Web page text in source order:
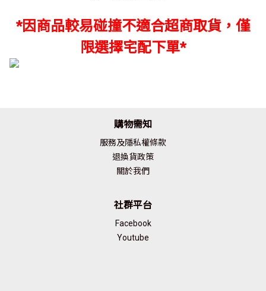
*因商品較易碰撞不適合超商取貨，僅
限選擇宅配下單*
購物需知
服務及隱私權條款
退換貨政策
關於我們
社群平台
Facebook
Youtube